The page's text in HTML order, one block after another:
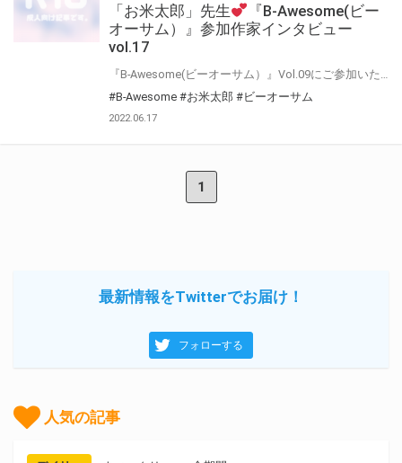
「お米太郎」先生
『B-Awesome(ビー
オーサム）』参加作家インタビュー
vol.17
#B-Awesome #お米太郎 #ビーオーサム
2022.06.17
1
最新情報をTwitterでお届け！
フォローする
人気の記事